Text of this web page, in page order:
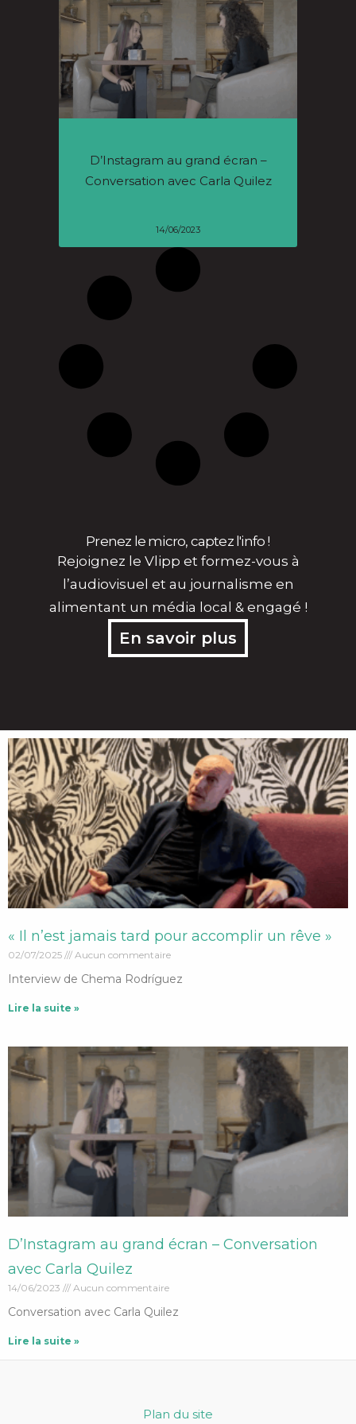
D’Instagram au grand écran –
Conversation avec Carla Quilez
14/06/2023
Prenez le micro, captez l'info !
Rejoignez le Vlipp et formez-vous à
l’audiovisuel et au journalisme en
alimentant un média local & engagé !
En savoir plus
« Il n’est jamais tard pour accomplir un rêve »
02/07/2025 Aucun commentaire
Interview de Chema Rodríguez
Lire la suite »
D’Instagram au grand écran – Conversation
avec Carla Quilez
14/06/2023 Aucun commentaire
Conversation avec Carla Quilez
Lire la suite »
Plan du site